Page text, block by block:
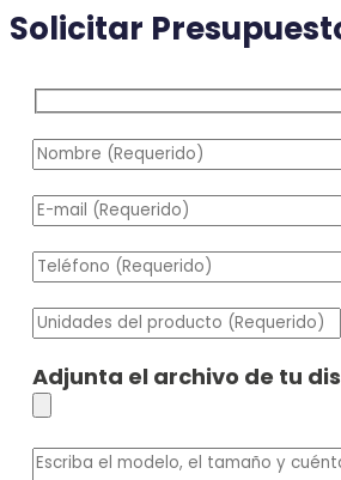
Solicitar
Adjunta el archivo de tu